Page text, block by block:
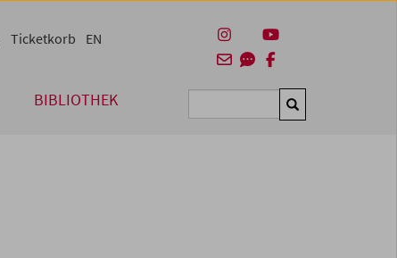
BIBLIOTHEK Suchen
Ticketkorb EN